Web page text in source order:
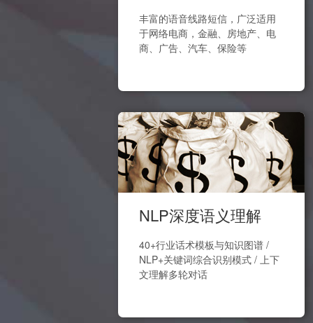
丰富的语音线路短信，广泛适用
于网络电商，金融、房地产、电
商、广告、汽车、保险等
NLP深度语义理解
40+行业话术模板与知识图谱 /
NLP+关键词综合识别模式 / 上下
文理解多轮对话